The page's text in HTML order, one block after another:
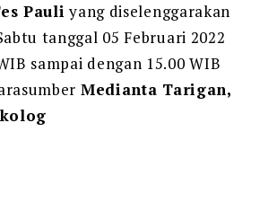
Pauli yang diselenggarakan
tanggal 05 Februari 2022
sampai dengan 15.00 WIB
Medianta Tarigan,